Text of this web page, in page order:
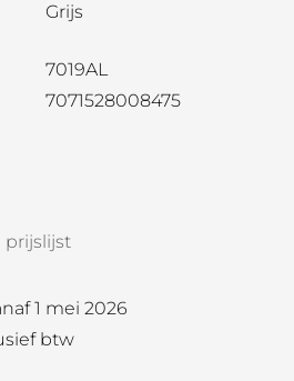
Grijs
7019AL
7071528008475
prijslijst
1 mei 2026
btw